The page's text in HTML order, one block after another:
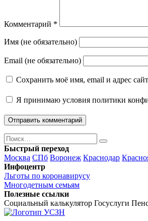
Комментарий *
Имя (не обязательно)
Email (не обязательно)
Сохранить моё имя, email и адрес
Я принимаю условия политики
Поиск
Найти
Быстрый переход
Москва СПб Воронеж Краснодар
Инфоцентр
Льготы по коронавирусу
Многодетным семьям
Полезные ссылки
Социальный калькулятор Госуслуги